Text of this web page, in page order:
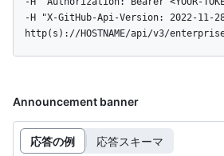
http(s)://HOSTNAME/api/v3/
Announcement banner
応答の例 応答スキーマ